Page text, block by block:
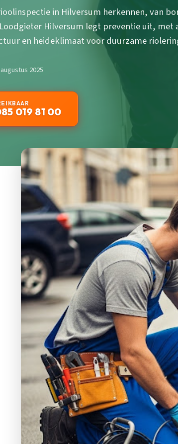
in Hilversum herkennen, van
Hilversum legt preventie uit, met
en heideklimaat voor duurzame
2025
019 81 00